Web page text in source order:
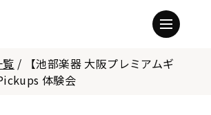
/
【池部楽器 大阪プレミアムギ
体験会